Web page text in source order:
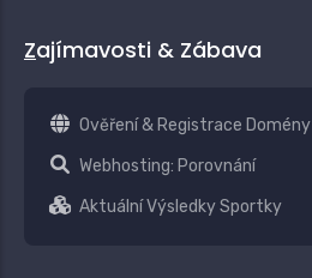
Zajímavosti & Zábava
Ověření & Registrace Domény
Webhosting: Porovnání
Aktuální Výsledky Sportky